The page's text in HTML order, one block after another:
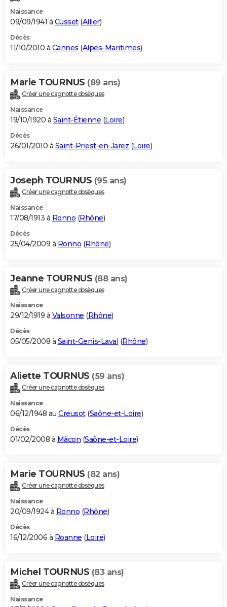
Naissance
09/09/1941 à Cusset(Allier)
Décès
11/10/2010 à Cannes (Alpes-Maritimes)
Marie TOURNUS (89 ans)
Créer une cagnotte obsèques
Naissance
19/10/1920 à Saint-Étienne (Loire)
Décès
26/01/2010 à Saint-Priest-en-Jarez (Loire)
Joseph TOURNUS (95 ans)
Créer une cagnotte obsèques
Naissance
17/08/1913 à Ronno (Rhône)
Décès
25/04/2009 à Ronno (Rhône)
Jeanne TOURNUS (88 ans)
Créer une cagnotte obsèques
Naissance
29/12/1919 à Valsonne (Rhône)
Décès
05/05/2008 à Saint-Genis-Laval (Rhône)
Aliette TOURNUS (59 ans)
Créer une cagnotte obsèques
Naissance
06/12/1948 au Creusot(Saône-et-Loire)
Décès
01/02/2008 à Mâcon (Saône-et-Loire)
Marie TOURNUS (82 ans)
Créer une cagnotte obsèques
Naissance
20/09/1924 à Ronno (Rhône)
Décès
16/12/2006 à Roanne (Loire)
Michel TOURNUS (83 ans)
Créer une cagnotte obsèques
Naissance